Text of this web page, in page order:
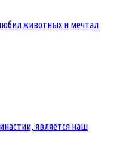
животных и мечтал
является наш